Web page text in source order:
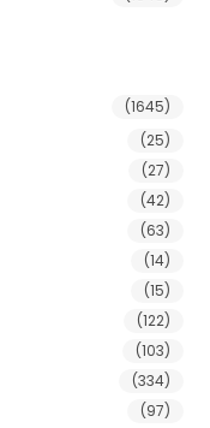
(1645)
(25)
(27)
(42)
(63)
(14)
(15)
(122)
(103)
(334)
(97)